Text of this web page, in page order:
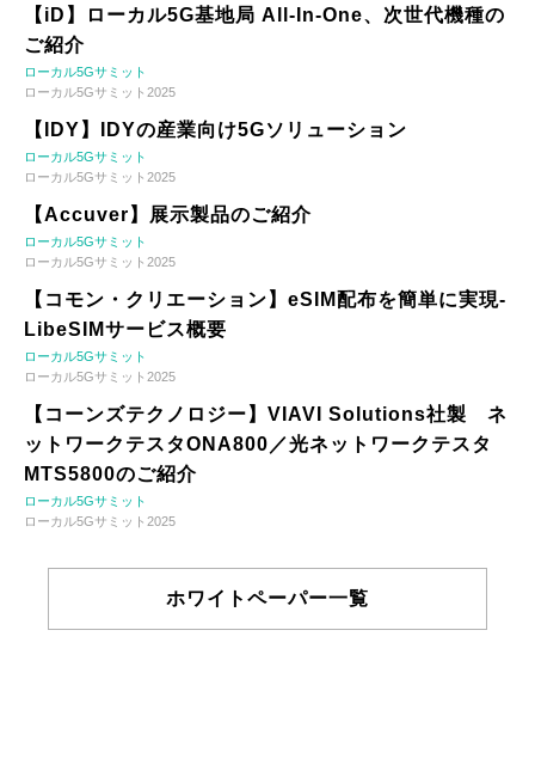
【iD】ローカル5G基地局 All-In-One、次世代機種の
ご紹介
ローカル5Gサミット
ローカル5Gサミット2025
【IDY】IDYの産業向け5Gソリューション
ローカル5Gサミット
ローカル5Gサミット2025
【Accuver】展示製品のご紹介
ローカル5Gサミット
ローカル5Gサミット2025
【コモン・クリエーション】eSIM配布を簡単に実現-
LibeSIMサービス概要
ローカル5Gサミット
ローカル5Gサミット2025
【コーンズテクノロジー】VIAVI Solutions社製 ネ
ットワークテスタONA800／光ネットワークテスタ
MTS5800のご紹介
ローカル5Gサミット
ローカル5Gサミット2025
ホワイトペーパー一覧